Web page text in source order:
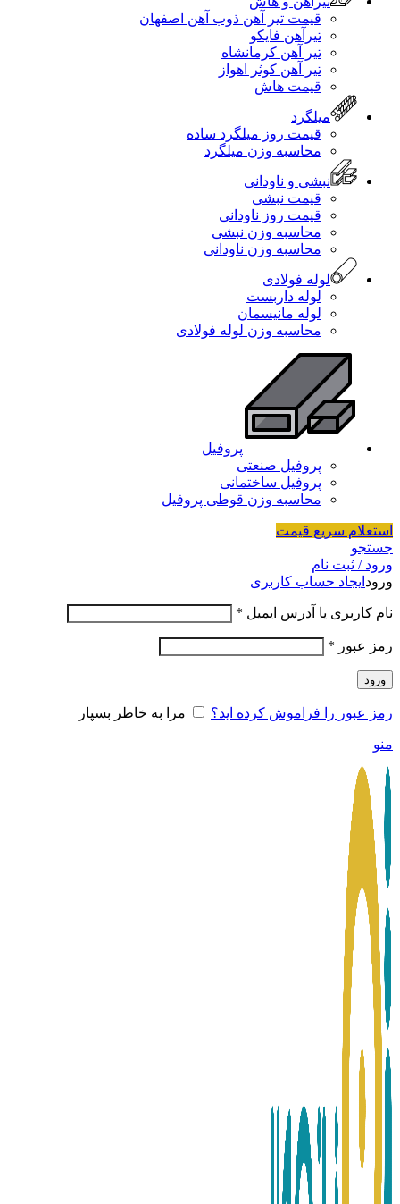
قیمت تیر آهن ذوب آهن اصفهان
تیرآهن فایکو
تیر آهن کرمانشاه
تیر آهن کوثر اهواز
قیمت هاش
میلگرد
قیمت روز میلگرد ساده
محاسبه وزن میلگرد
نبشی و ناودانی
قیمت نبشی
قیمت روز ناودانی
محاسبه وزن نبشی
محاسبه وزن ناودانی
لوله فولادی
لوله داربست
لوله مانیسمان
محاسبه وزن لوله فولادی
پروفیل
پروفیل صنعتی
پروفیل ساختمانی
محاسبه وزن قوطی پروفیل
استعلام سریع قیمت
جستجو
ورود / ثبت نام
ورود ایجاد حساب کاربری
نام کاربری یا آدرس ایمیل *
رمز عبور *
ورود
رمز عبور را فراموش کرده اید؟ مرا به خاطر بسپار
منو